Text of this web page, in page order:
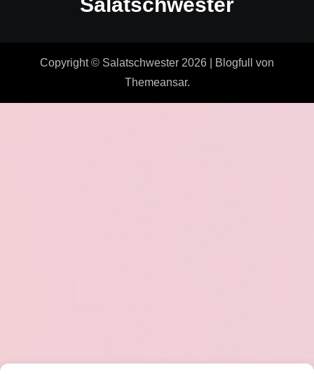
Copyright © Salatschwester 2026 Blogfull
von
Themeansar.